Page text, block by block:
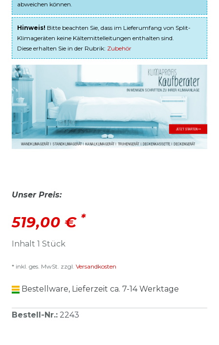
abweichen können.
Hinweis! Bitte beachten Sie, dass im Lieferumfang von Split-
Klimageräten keine Kältemittelleitungen enthalten sind.
Diese erhalten Sie in der Rubrik: Zubehör
Unser Preis:
519,00 € *
Inhalt 1 Stück
* inkl. ges. MwSt. zzgl. Versandkosten
Bestellware, Lieferzeit ca. 7-14 Werktage
Bestell-Nr.: 2243